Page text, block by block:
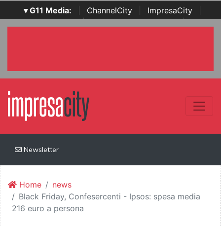
▾ G11 Media: ChannelCity ImpresaCity
SecurityOpenLab | Italian Channel Awards | Italian
Newsletter
Home
news
Black Friday, Confesercenti - Ipsos: spesa media
216 euro a persona